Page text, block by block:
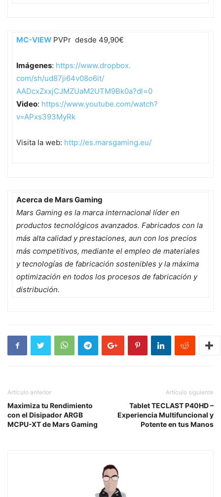
MC-VIEW PVPr desde 49,90€
Imágenes: https://www.dropbox.
com/sh/ud87ji64v08o6it/
AADcxZxxjCJMZUaM2UTM9Bk0a?dl=0
Video: https://www.youtube.com/watch?
v=APxs393MyRk
Visita la web: http://es.marsgaming.eu/
Acerca de Mars Gaming
Mars Gaming es la marca internacional líder en
productos tecnológicos avanzados. Fabricados con la
más alta calidad y prestaciones, aun con los precios
más competitivos, mediante el empleo de materiales
y tecnologías de fabricación sostenibles y la máxima
optimización en todos los procesos de fabricación y
distribución.
Artículo anterior
Maximiza tu Rendimiento
con el Disipador ARGB
MCPU-XT de Mars Gaming
Artículo siguiente
Tablet TECLAST P40HD –
Experiencia Multifuncional y
Potente en tus Manos